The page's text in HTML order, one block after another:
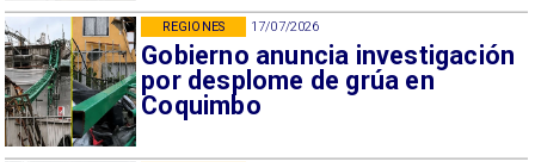
17/07/2026
Gobierno anuncia investigación
por desplome de grúa en
Coquimbo
REGIONES